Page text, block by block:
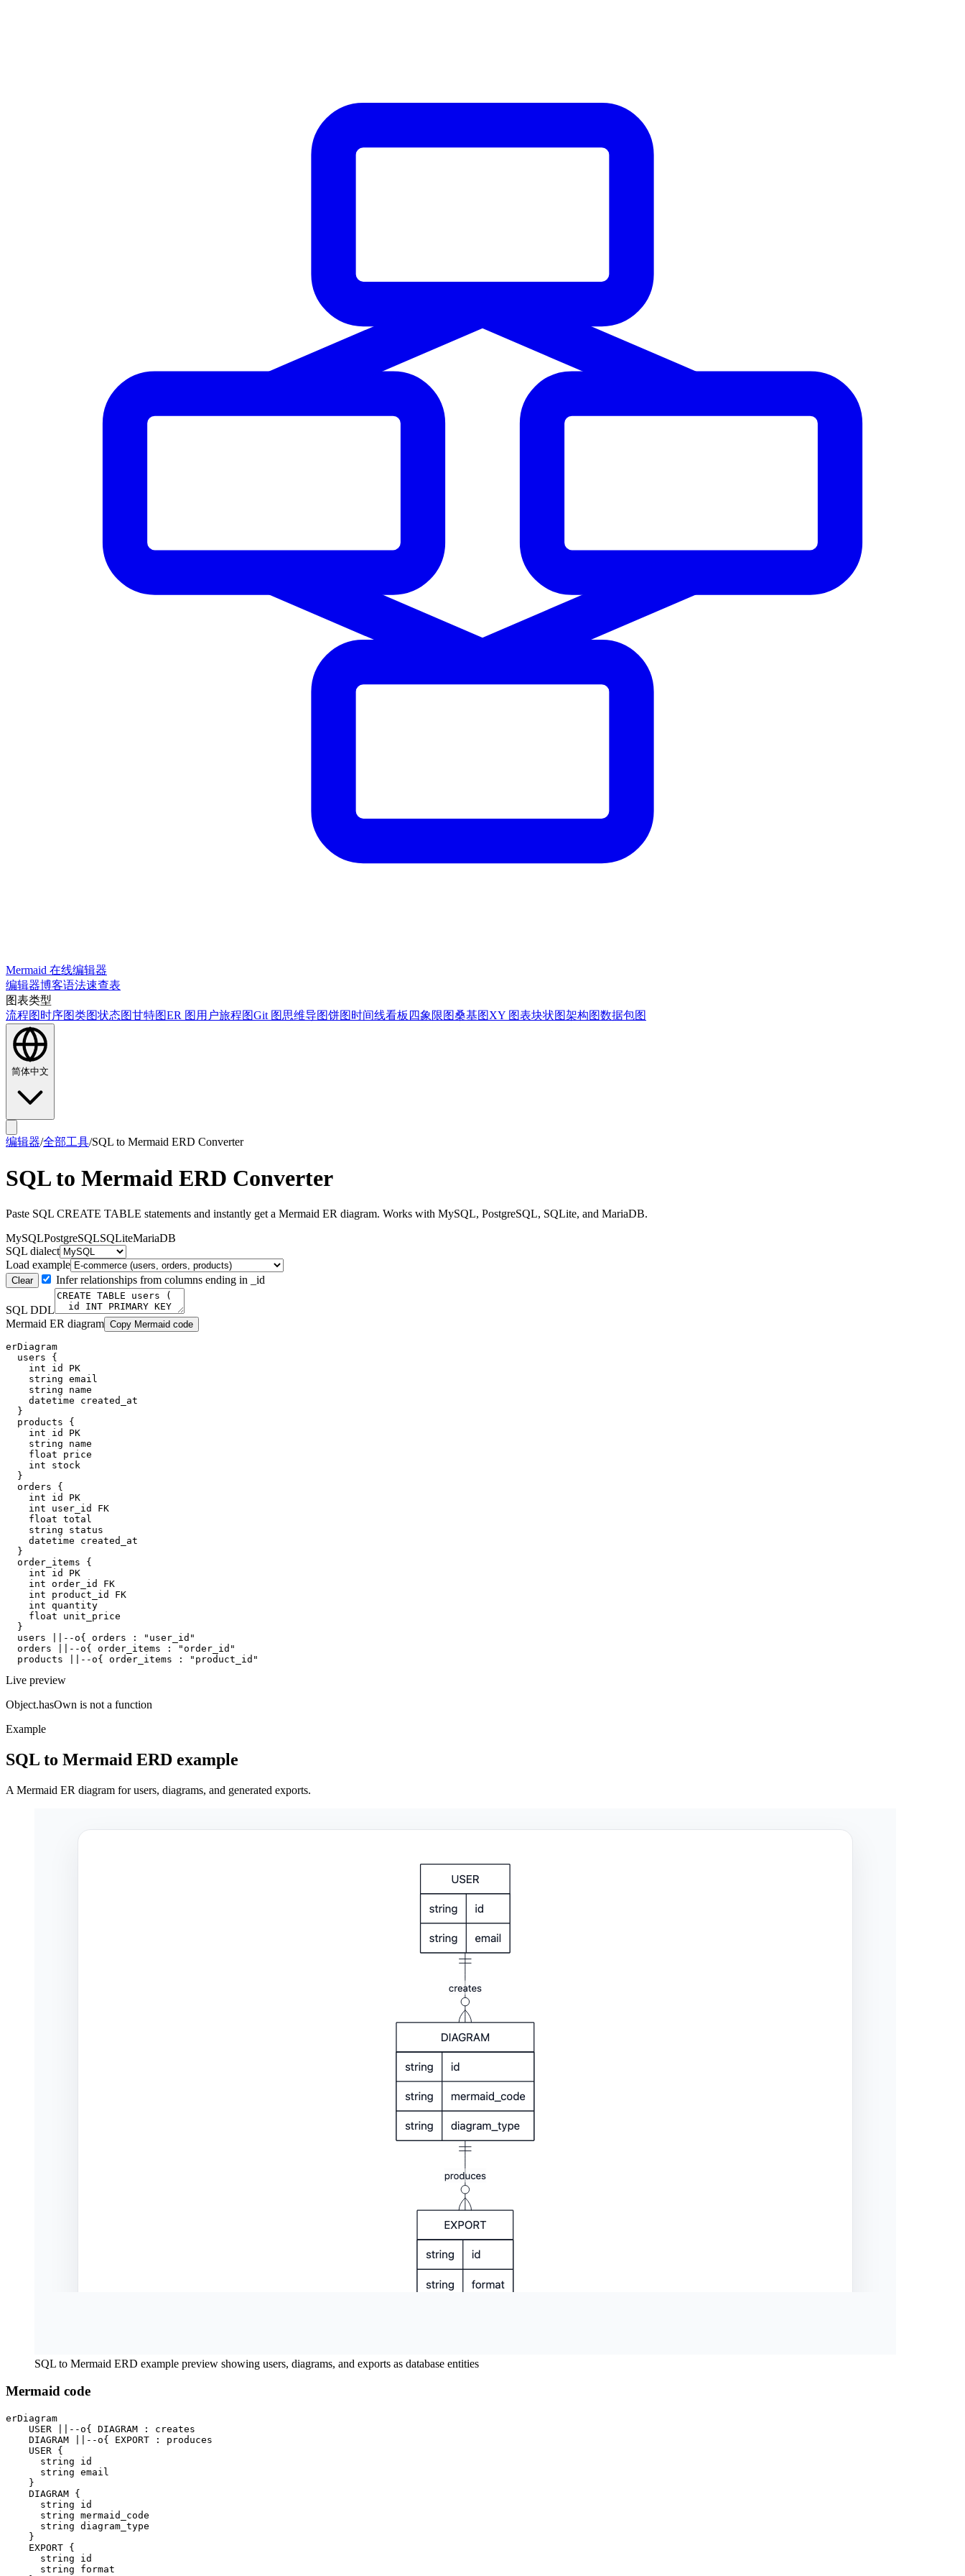
Mermaid 在线编辑器
编辑器博客语法速查表
图表类型
流程图时序图类图状态图甘特图ER 图 用户旅程图Git 图思维导图饼图时间线看板 四象限图桑基图XY 图表块状图架构图数据包图
简体中文
编辑器/全部工具/SQL to Mermaid ERD Converter
SQL to Mermaid ERD Converter
Paste SQL CREATE TABLE statements and instantly get a Mermaid ER diagram. Works with MySQL, PostgreSQL, SQLite, and MariaDB.
MySQLPostgreSQLSQLiteMariaDB
SQL dialect
Load example
Clear Infer relationships from columns ending in _id
SQL DDL
Mermaid ER diagram Copy Mermaid code
erDiagram
  users {
    int id PK
    string email
    string name
    datetime created_at
  }
  products {
    int id PK
    string name
    float price
    int stock
  }
  orders {
    int id PK
    int user_id FK
    float total
    string status
    datetime created_at
  }
  order_items {
    int id PK
    int order_id FK
    int product_id FK
    int quantity
    float unit_price
  }
  users ||--o{ orders : "user_id"
  orders ||--o{ order_items : "order_id"
  products ||--o{ order_items : "product_id"
Live preview
Object.hasOwn is not a function
Example
SQL to Mermaid ERD example
A Mermaid ER diagram for users, diagrams, and generated exports.
SQL to Mermaid ERD example preview showing users, diagrams, and exports as database entities
Mermaid code
erDiagram
    USER ||--o{ DIAGRAM : creates
    DIAGRAM ||--o{ EXPORT : produces
    USER {
      string id
      string email
    }
    DIAGRAM {
      string id
      string mermaid_code
      string diagram_type
    }
    EXPORT {
      string id
      string format